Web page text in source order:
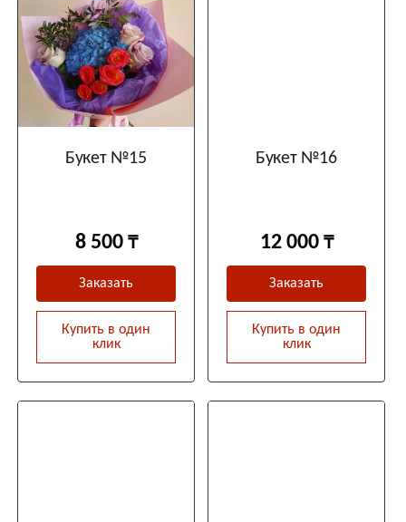
Букет №15
8 500
Заказать
Купить в один
клик
Букет №16
12 000
Заказать
Купить в один
клик